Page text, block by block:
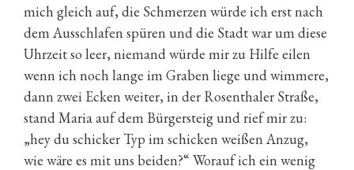
mich gleich auf, die Schmerzen würde ich erst nach
dem Ausschlafen spüren und die Stadt war um diese
Uhrzeit so leer, niemand würde mir zu Hilfe eilen
wenn ich noch lange im Graben liege und wimmere,
dann zwei Ecken weiter, in der Rosenthaler Straße,
stand Maria auf dem Bürgersteig und rief mir zu:
„hey du schicker Typ im schicken weißen Anzug,
wie wäre es mit uns beiden?“ Worauf ich ein wenig